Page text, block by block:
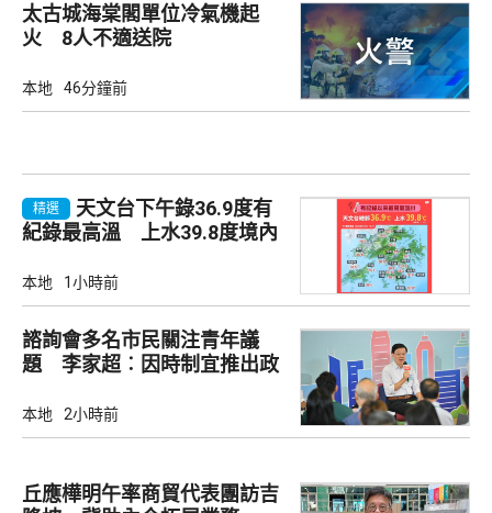
太古城海棠閣單位冷氣機起
火 8人不適送院
本地 46分鐘前
精選
天文台下午錄36.9度有
紀錄最高溫 上水39.8度境內
本地 1小時前
諮詢會多名市民關注青年議
題 李家超︰因時制宜推出政
本地 2小時前
丘應樺明午率商貿代表團訪吉